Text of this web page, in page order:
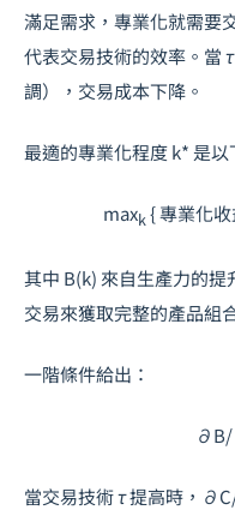
滿足需求，專業化就需要
代表交易技術的效率。當τ
調），交易成本下降。
最適的專業化程度k*是以
maxk{ 專業化收
其中 B(k) 來自生產力的提
交易來獲取完整的產品組
一階條件給出：
當交易技術τ提高時，